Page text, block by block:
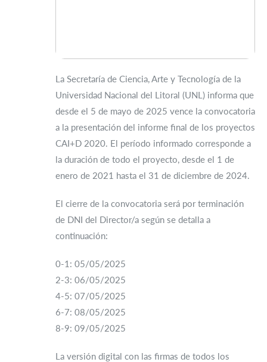
La Secretaría de Ciencia, Arte y Tecnología de la
Universidad Nacional del Litoral (UNL) informa que
desde el 5 de mayo de 2025 vence la convocatoria
a la presentación del informe final de los proyectos
CAI+D 2020. El período informado corresponde a
la duración de todo el proyecto, desde el 1 de
enero de 2021 hasta el 31 de diciembre de 2024.
El cierre de la convocatoria será por terminación
de DNI del Director/a según se detalla a
continuación:
0-1: 05/05/2025
2-3: 06/05/2025
4-5: 07/05/2025
6-7: 08/05/2025
8-9: 09/05/2025
La versión digital con las firmas de todos los